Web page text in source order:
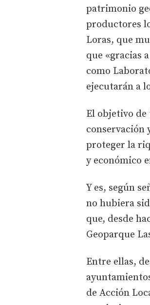
patrimonio
productores
Loras, que
que «gracias
como
ejecutarán a
El objetivo de
conservación
proteger la
y económico
Y es, según
no hubiera
que, desde
Geoparque
Entre ellas,
de Acción